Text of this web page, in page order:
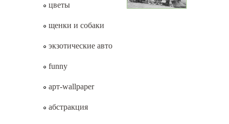
цветы
щенки и собаки
экзотические авто
funny
арт-wallpaper
абстракция